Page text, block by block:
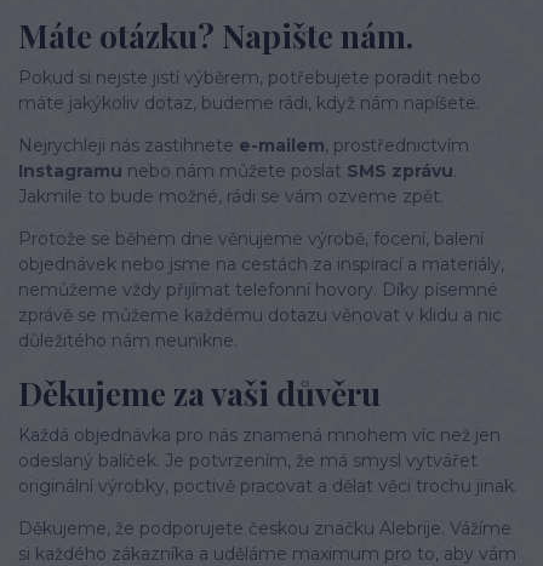
Máte otázku? Napište nám.
Pokud si nejste jistí výběrem, potřebujete poradit nebo
máte jakýkoliv dotaz, budeme rádi, když nám napíšete.
Nejrychleji nás zastihnete e-mailem, prostřednictvím
Instagramu nebo nám můžete poslat SMS zprávu.
Jakmile to bude možné, rádi se vám ozveme zpět.
Protože se během dne věnujeme výrobě, focení, balení
objednávek nebo jsme na cestách za inspirací a materiály,
nemůžeme vždy přijímat telefonní hovory. Díky písemné
zprávě se můžeme každému dotazu věnovat v klidu a nic
důležitého nám neunikne.
Děkujeme za vaši důvěru
Každá objednávka pro nás znamená mnohem víc než jen
odeslaný balíček. Je potvrzením, že má smysl vytvářet
originální výrobky, poctivě pracovat a dělat věci trochu jinak.
Děkujeme, že podporujete českou značku Alebrije. Vážíme
si každého zákazníka a uděláme maximum pro to, aby vám